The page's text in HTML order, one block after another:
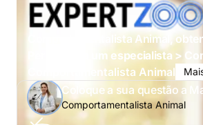
Comportamentalista Animal,
Perguntar a um especialista >
Comportamentalista Animal
Coloque a sua questão a
Comportamentalista Animal